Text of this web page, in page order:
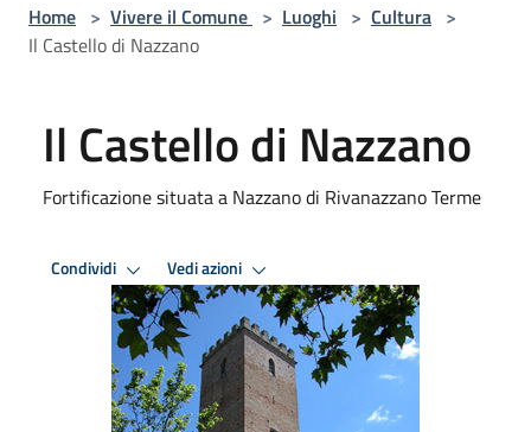
Home > Vivere il Comune > Luoghi > Cultura >
Il Castello di Nazzano
Il Castello di Nazzano
Fortificazione situata a Nazzano di Rivanazzano Terme
Condividi Vedi azioni